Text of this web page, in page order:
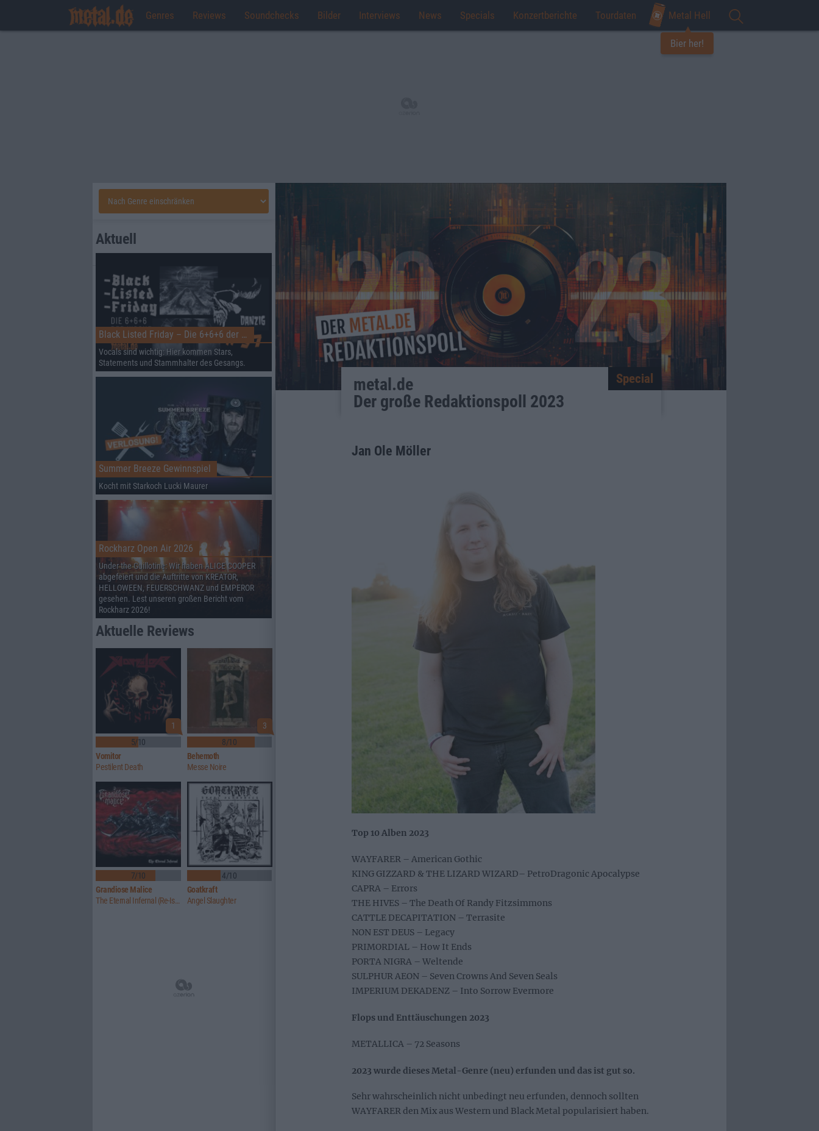
Genres Reviews Soundchecks Bilder Interviews News Specials Konzertberichte Tourdaten Metal Hell
Bier her!
metal.de
Der große Redaktionspoll 2023
Special
Jan Ole Möller
Top 10 Alben 2023
WAYFARER – American Gothic
KING GIZZARD & THE LIZARD WIZARD– PetroDragonic Apocalypse
CAPRA – Errors
THE HIVES – The Death Of Randy Fitzsimmons
CATTLE DECAPITATION – Terrasite
NON EST DEUS – Legacy
PRIMORDIAL – How It Ends
PORTA NIGRA – Weltende
SULPHUR AEON – Seven Crowns And Seven Seals
IMPERIUM DEKADENZ – Into Sorrow Evermore
Flops und Enttäuschungen 2023
METALLICA – 72 Seasons
2023 wurde dieses Metal-Genre (neu) erfunden und das ist gut so.
Sehr wahrscheinlich nicht unbedingt neu erfunden, dennoch sollten
WAYFARER den Mix aus Western und Black Metal popularisiert haben.
Aktuell
Black Listed Friday – Die 6+6+6 der Woche
Vocals sind wichtig: Hier kommen Stars,
Statements und Stammhalter des Gesangs.
Summer Breeze Gewinnspiel
Kocht mit Starkoch Lucki Maurer
Rockharz Open Air 2026
Under the Guillotine: Wir haben ALICE COOPER
abgefeiert und die Auftritte von KREATOR,
HELLOWEEN, FEUERSCHWANZ und EMPEROR
gesehen. Lest unseren großen Bericht vom
Rockharz 2026!
Aktuelle Reviews
1
5/10
Vomitor
Pestilent Death
3
8/10
Behemoth
Messe Noire
7/10
Grandiose Malice
The Eternal Infernal (Re-Issue)
4/10
Goatkraft
Angel Slaughter